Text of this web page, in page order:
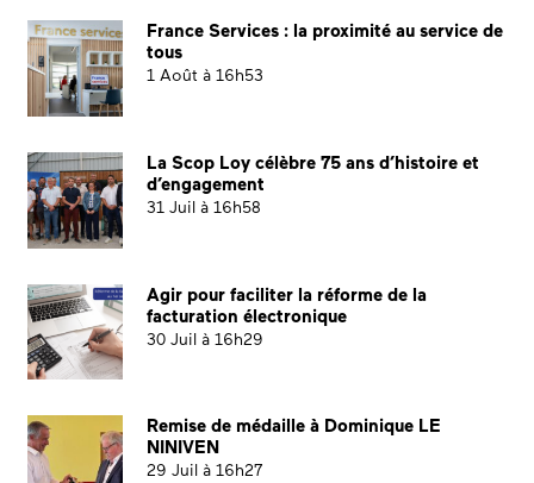
France Services : la proximité au service de
tous
1 Août à 16h53
La Scop Loy célèbre 75 ans d’histoire et
d’engagement
31 Juil à 16h58
Agir pour faciliter la réforme de la
facturation électronique
30 Juil à 16h29
Remise de médaille à Dominique LE
NINIVEN
29 Juil à 16h27